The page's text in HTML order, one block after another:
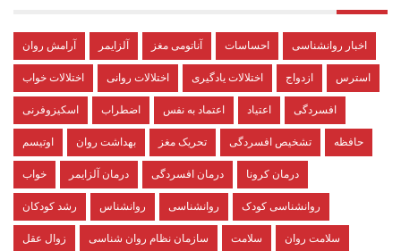
آرامش روان آلزایمر آناتومی مغز احساسات اخبار روانشناسی
اختلالات خواب اختلالات روانی اختلالات یادگیری ازدواج استرس
اسکیزوفرنی اضطراب اعتماد به نفس اعتیاد افسردگی
اوتیسم بهداشت روان تحریک مغز تشخیص افسردگی حافظه
خواب درمان آلزایمر درمان افسردگی درمان کرونا
رشد کودکان روانشناس روانشناسی روانشناسی کودک
زوال عقل سازمان نظام روان شناسی سلامت سلامت روان